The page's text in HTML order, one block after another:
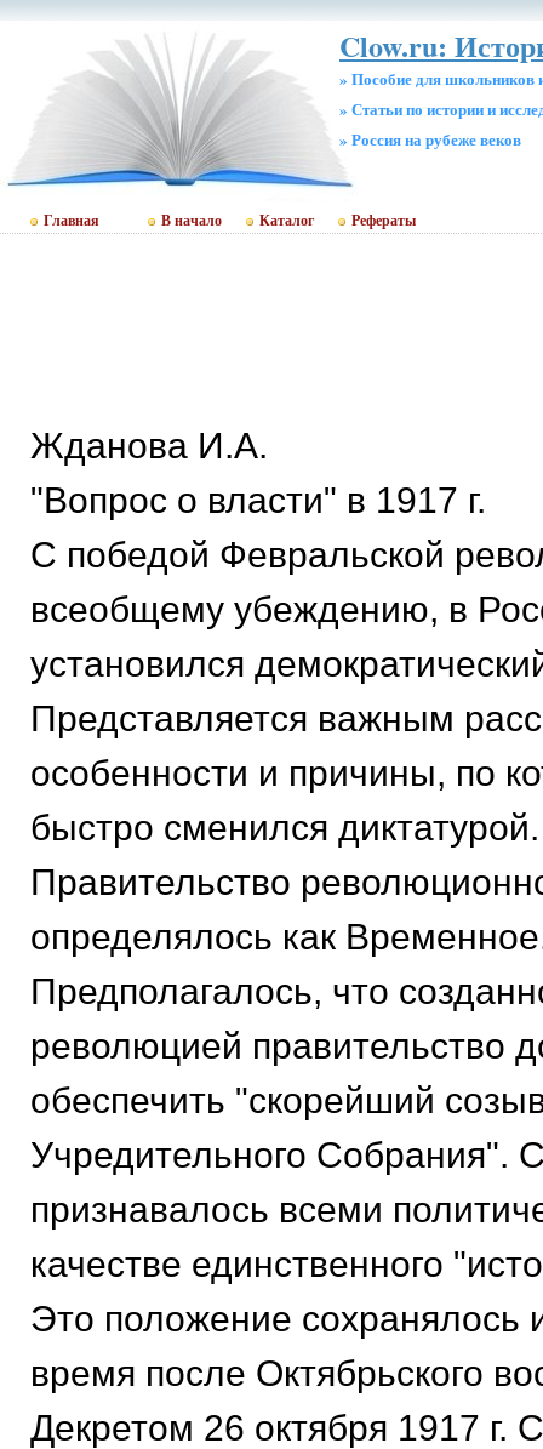
Clow.ru:
» Пособие для школьников
» Статьи по истории и
» Россия на рубеже веков
Главная В начало Каталог Рефераты
Жданова И.А.
"Вопрос о власти" в 1917 г.
С победой Февральской
всеобщему убеждению, в
установился
Представляется важным
особенности и причины, по
быстро сменился диктатурой.
Правительство
определялось как
Предполагалось, что
революцией правительство
обеспечить "скорейший
Учредительного Собрания".
признавалось всеми
качестве единственного
Это положение сохранялось
время после Октябрьского
Декретом 26 октября 1917 г.